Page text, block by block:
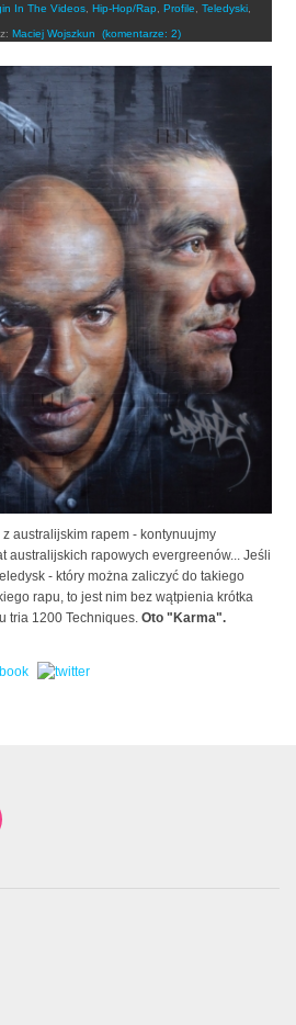
In The Videos Hip-Hop/Rap Profile Teledyski
Maciej Wojszkun (komentarze: 2)
australijskim rapem - kontynuujmy
australijskich rapowych evergreenów... Jeśli
- który można zaliczyć do takiego
rapu, to jest nim bez wątpienia krótka
tria 1200 Techniques. Oto "Karma".